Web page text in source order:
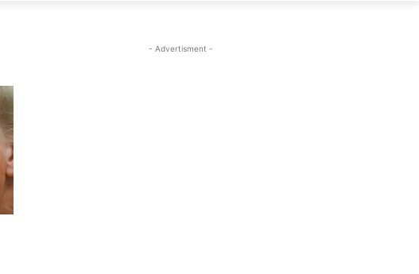
- Advertisment -